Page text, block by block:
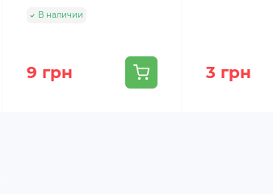
В наличии
9 грн 3 грн